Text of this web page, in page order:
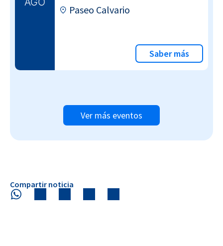
Paseo Calvario
Saber más
Ver más eventos
Compartir noticia